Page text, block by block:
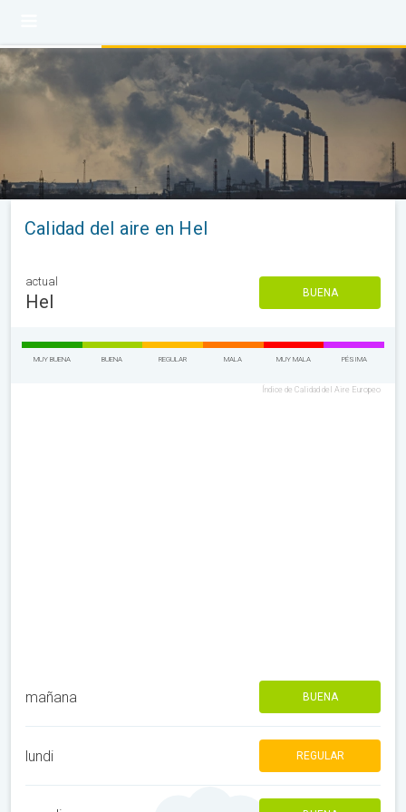
Calidad del aire en Hel
actual
Hel BUENA
MUY BUENA BUENA REGULAR MALA MUY MALA PÉSIMA
Índice de Calidad del Aire Europeo
mañana BUENA
lundi REGULAR